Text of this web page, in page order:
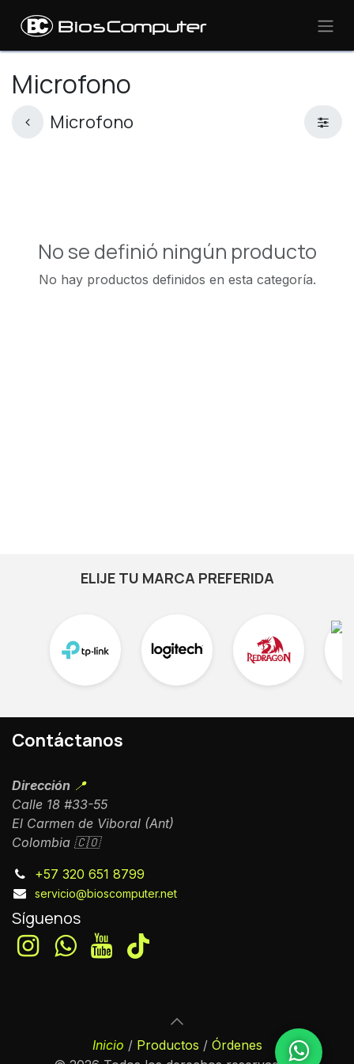
Microfono
Microfono
No se definió ningún producto
No hay productos definidos en esta categoría.
ELIJE TU MARCA PREFERIDA
Contáctanos
Dirección 📍
Calle 18 #33-55
El Carmen de Viboral (Ant)
Colombia 🇨🇴
+57 320 651 8799
servicio@bioscomputer.net
Síguenos
Inicio / Productos / Órdenes